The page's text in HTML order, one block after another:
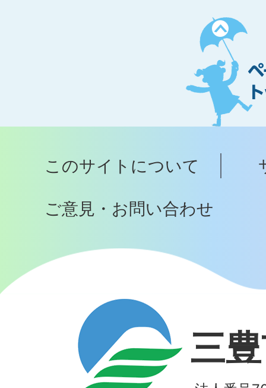
ペ
ー
ジ
ト
ッ
へ
このサイトについて
ご意見・お問い合わせ
三